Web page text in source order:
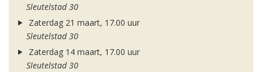
Sleutelstad 30
Zaterdag 21 maart, 17.00 uur
Sleutelstad 30
Zaterdag 14 maart, 17.00 uur
Sleutelstad 30